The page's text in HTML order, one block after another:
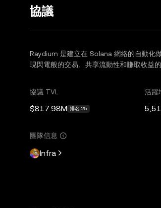
協議
Raydium 是建立在 Solana 網絡的自動化
現閃電般的交易、共享流動性和賺取收益的
協議 TVL
$817.98M 排名 25
活躍
團隊信息
Infra